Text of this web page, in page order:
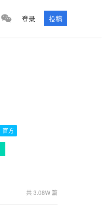
登录 投稿
官方
共 3.08W 篇